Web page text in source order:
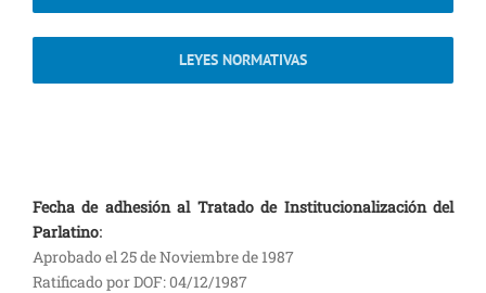
LEYES NORMATIVAS
Fecha de adhesión al Tratado de Institucionalización del
Parlatino:
Aprobado el 25 de Noviembre de 1987
Ratificado por DOF: 04/12/1987